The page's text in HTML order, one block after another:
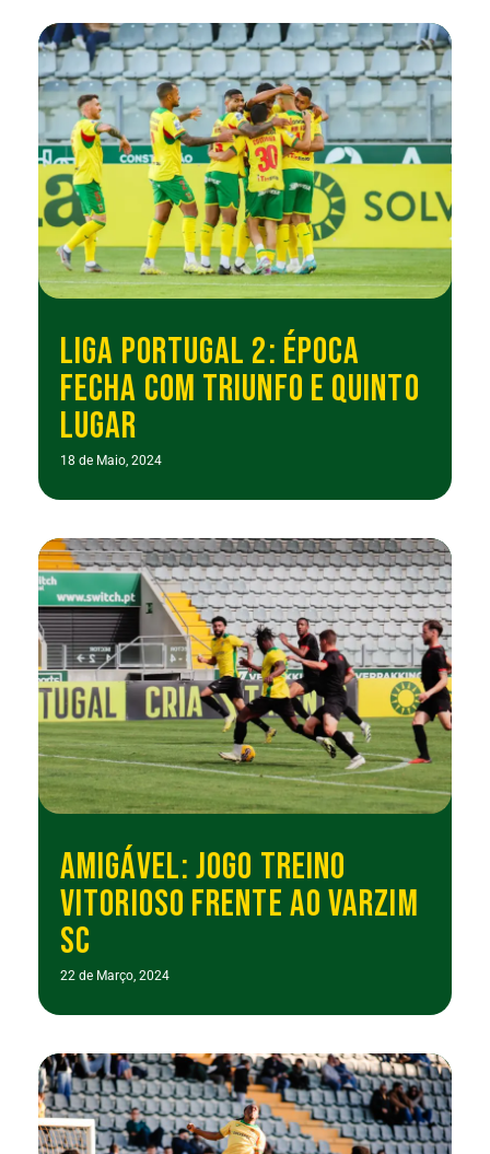
LIGA PORTUGAL 2: ÉPOCA
FECHA COM TRIUNFO E QUINTO
LUGAR
18 de Maio, 2024
AMIGÁVEL: JOGO TREINO
VITORIOSO FRENTE AO VARZIM
SC
22 de Março, 2024